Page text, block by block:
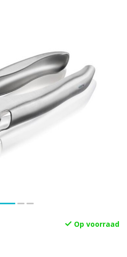
Op voorraad